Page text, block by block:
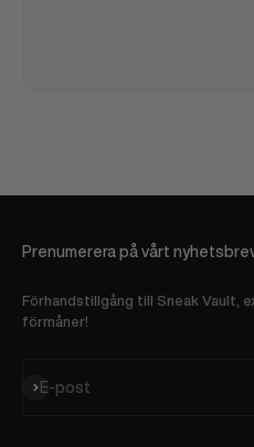
Prenumerera på vårt
Förhandstillgång till Sneak Vault,
förmåner!
E-post
Prenumerera